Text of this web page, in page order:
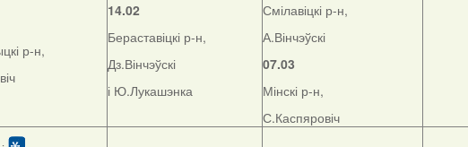
р-н,
14.02
Бераставіцкі р-н,
Дз.Вінчэўскі
і Ю.Лукашэнка
Смілавіцкі р-н,
А.Вінчэўскі
07.03
Мінскі р-н,
С.Каспяровіч